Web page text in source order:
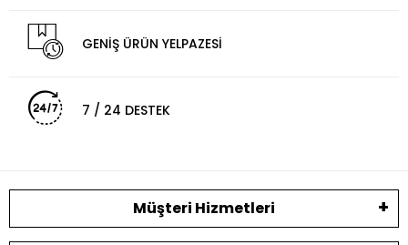
GENİŞ ÜRÜN YELPAZESİ
7 / 24 DESTEK
Müşteri Hizmetleri